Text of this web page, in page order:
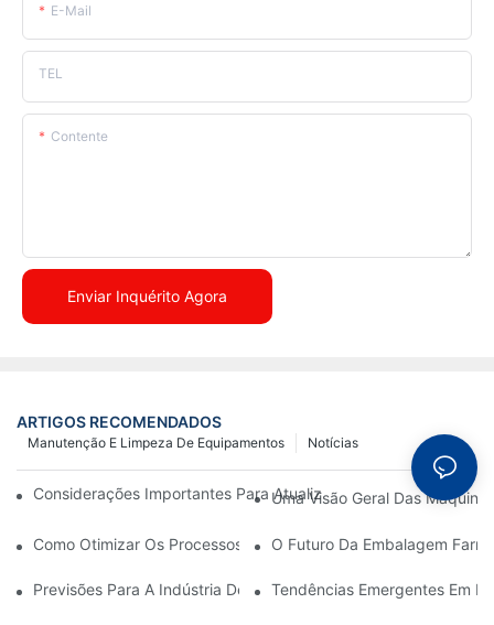
E-Mail
TEL
Contente
Enviar Inquérito Agora
ARTIGOS RECOMENDADOS
Notícias
Manutenção E Limpeza De Equipamentos
Considerações Importantes Para Atualizar Máquinas De
Uma Visão Geral Das
Como Otimizar Os Processos De Produção Com Manutenção
O Futuro Da Embalagem
Previsões Para A Indústria De Embalagens Farmacêuticas Na
Tendências Emergentes Em